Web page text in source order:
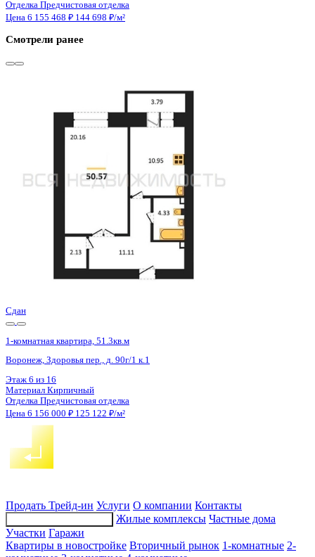
Этаж 7 из 7
Отделка Черновая отделка
4 кв 2027
1-комнатная квартира, 38кв.м
Феодосия, Симферопольское ш., д. 48
Этаж 5 из 7
Материал
Продать Трейд-ин Услуги О компании Контакты
Жилые комплексы Частные дома
Участки Гаражи
Квартиры в новостройке Вторичный рынок 1-комнатные 2-